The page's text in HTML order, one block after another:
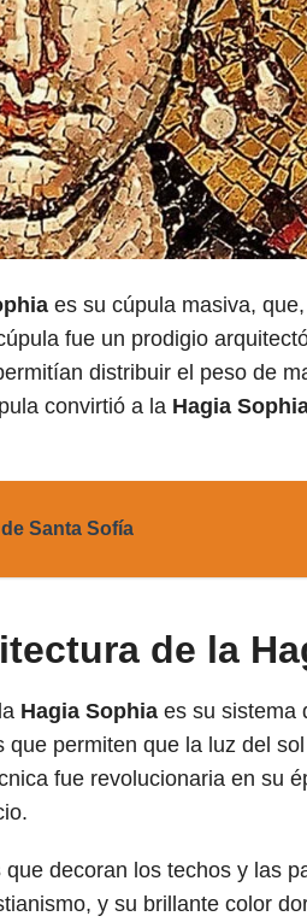
es su cúpula masiva,
fue un prodigio
distribuir el peso de
convirtió a la Hagia
Santa Sofía
de la
Hagia Sophia es su sistema
permiten que la luz del
fue revolucionaria en su
que decoran los techos y las
y su brillante color